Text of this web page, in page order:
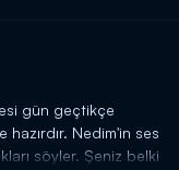
gün geçtikçe
hazırdır. Nedim'in ses
söyler. Şeniz belki